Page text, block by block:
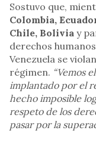
Sostuvo que,
Colombia,
Chile, Bolivia y
derechos
Venezuela se
régimen. “Vemos
implantado por el
hecho imposible
respeto de los
pasar por la